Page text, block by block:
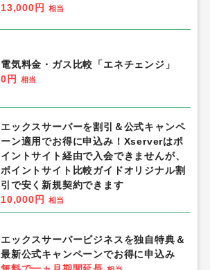
13,000円
相当
電気料金・ガス比較「エネチェンジ」
0円
相当
エックスサーバーを割引＆公式キャンペ
ーン適用でお得に申込み！Xserverはポ
イントサイト経由で入会できませんが、
ポイントサイト比較ガイドオリジナル割
引で安く新規契約できます
10,000円
相当
エックスサーバービジネスを独自特典＆
最新公式キャンペーンでお得に申込み